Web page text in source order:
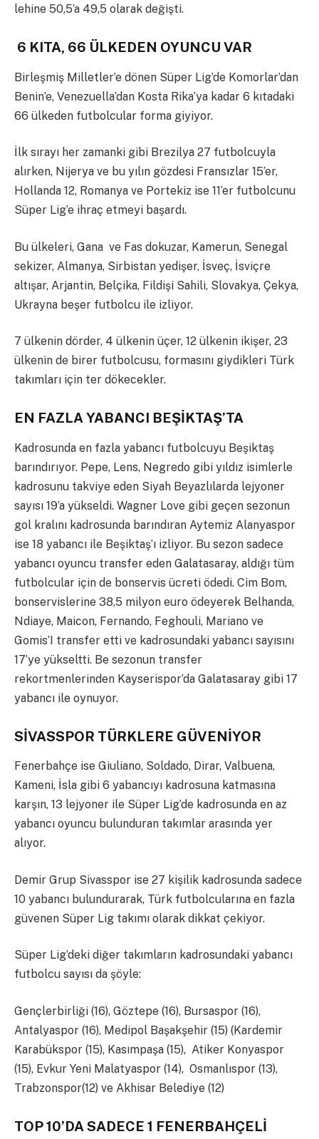
lehine 50,5’a 49,5 olarak değişti.
6 KITA, 66 ÜLKEDEN OYUNCU VAR
Birleşmiş Milletler’e dönen Süper Lig’de Komorlar’dan
Benin’e, Venezuella’dan Kosta Rika’ya kadar 6 kıtadaki
66 ülkeden futbolcular forma giyiyor.
İlk sırayı her zamanki gibi Brezilya 27 futbolcuyla
alırken, Nijerya ve bu yılın gözdesi Fransızlar 15’er,
Hollanda 12, Romanya ve Portekiz ise 11’er futbolcunu
Süper Lig’e ihraç etmeyi başardı.
Bu ülkeleri, Gana ve Fas dokuzar, Kamerun, Senegal
sekizer, Almanya, Sirbistan yedişer, İsveç, İsviçre
altışar, Arjantin, Belçika, Fildişi Sahili, Slovakya, Çekya,
Ukrayna beşer futbolcu ile izliyor.
7 ülkenin dörder, 4 ülkenin üçer, 12 ülkenin ikişer, 23
ülkenin de birer futbolcusu, formasını giydikleri Türk
takımları için ter dökecekler.
EN FAZLA YABANCI BEŞİKTAŞ’TA
Kadrosunda en fazla yabancı futbolcuyu Beşiktaş
barındırıyor. Pepe, Lens, Negredo gibi yıldız isimlerle
kadrosunu takviye eden Siyah Beyazlılarda lejyoner
sayısı 19’a yükseldi. Wagner Love gibi geçen sezonun
gol kralını kadrosunda barındıran Aytemiz Alanyaspor
ise 18 yabancı ile Beşiktaş’ı izliyor. Bu sezon sadece
yabancı oyuncu transfer eden Galatasaray, aldığı tüm
futbolcular için de bonservis ücreti ödedi. Cim Bom,
bonservislerine 38,5 milyon euro ödeyerek Belhanda,
Ndiaye, Maicon, Fernando, Feghouli, Mariano ve
Gomis’I transfer etti ve kadrosundaki yabancı sayısını
17’ye yükseltti. Be sezonun transfer
rekortmenlerinden Kayserispor’da Galatasaray gibi 17
yabancı ile oynuyor.
SİVASSPOR TÜRKLERE GÜVENİYOR
Fenerbahçe ise Giuliano, Soldado, Dirar, Valbuena,
Kameni, İsla gibi 6 yabancıyı kadrosuna katmasına
karşın, 13 lejyoner ile Süper Lig’de kadrosunda en az
yabancı oyuncu bulunduran takımlar arasında yer
alıyor.
Demir Grup Sivasspor ise 27 kişilik kadrosunda sadece
10 yabancı bulundurarak, Türk futbolcularına en fazla
güvenen Süper Lig takımı olarak dikkat çekiyor.
Süper Lig’deki diğer takımların kadrosundaki yabancı
futbolcu sayısı da şöyle:
Gençlerbirliği (16), Göztepe (16), Bursaspor (16),
Antalyaspor (16), Medipol Başakşehir (15) (Kardemir
Karabükspor (15), Kasımpaşa (15), Atiker Konyaspor
(15), Evkur Yeni Malatyaspor (14), Osmanlıspor (13),
Trabzonspor(12) ve Akhisar Belediye (12)
TOP 10’DA SADECE 1 FENERBAHÇELİ